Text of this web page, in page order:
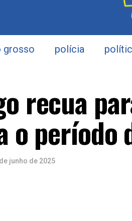
grosso polícia
recua
o período
junho de 2025